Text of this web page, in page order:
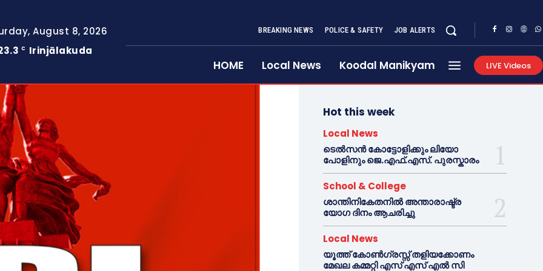
August 8, 2026
C Irinjālakuda
BREAKING NEWS POLICE & SAFETY JOB ALERTS
HOME Local News Koodal Manikyam LIVE Videos
Hot this week
Local News
ടെൽസൻ കോട്ടോളിക്കും ലിയോ
പോളിനും ജെ.എഫ്.എസ്. പുരസ്കാരം
School & College
ശാന്തിനികേതനിൽ അന്താരാഷ്ട്ര
യോഗ ദിനം ആചരിച്ചു
Local News
യൂത്ത് കോൺഗ്രസ്സ് തളിയക്കോണം
മേഖല കമ്മറ്റി എസ് എസ് എൽ സി